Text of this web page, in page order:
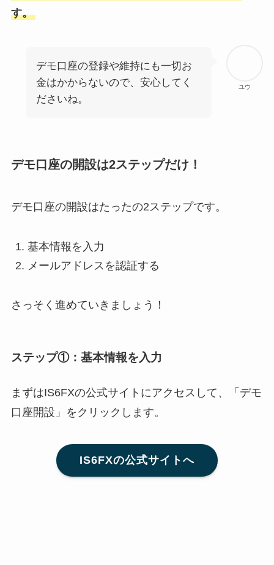
す。
ユウ
デモ口座の登録や維持にも一切お
金はかからないので、安心してく
ださいね。
デモ口座の開設は2ステップだけ！
デモ口座の開設はたったの2ステップです。
基本情報を入力
メールアドレスを認証する
さっそく進めていきましょう！
ステップ①：基本情報を入力
まずはIS6FXの公式サイトにアクセスして、「デモ
口座開設」をクリックします。
IS6FXの公式サイトへ